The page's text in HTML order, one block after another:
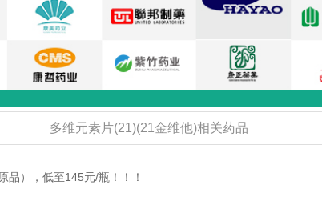
多维元素片(21)(21金维他)相关药品
品），低至145元/瓶！！！